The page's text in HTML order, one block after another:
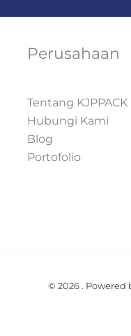
Perusahaan
Tentang KJPPACK
Hubungi Kami
Blog
Portofolio
© 2026 . Powered